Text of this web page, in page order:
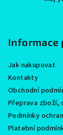
Informace
Jak nakupovat
Kontakty
Obchodní
Přeprava zboží,
Podmínky
Platební